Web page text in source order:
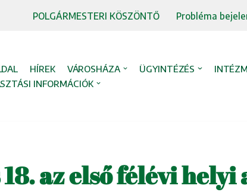
POLGÁRMESTERI KÖSZÖNTŐ Probléma
HÍREK VÁROSHÁZA ÜGYINTÉZÉS
INFORMÁCIÓK
az első félévi helyi